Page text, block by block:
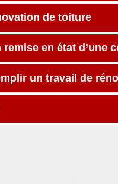
de toiture
en état d’une
un travail de